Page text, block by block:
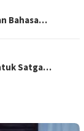
Bahasa…
Satga…